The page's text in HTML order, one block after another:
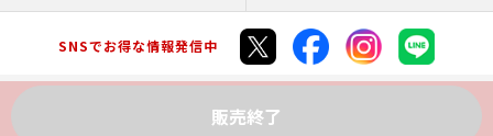
販売終了
SNSでお得な情報発信中